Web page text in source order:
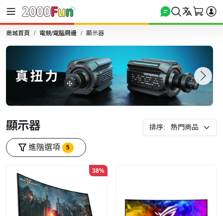
商城首頁 電競/電腦周邊 顯示器
顯示器 排序:
進階選項 5
38%